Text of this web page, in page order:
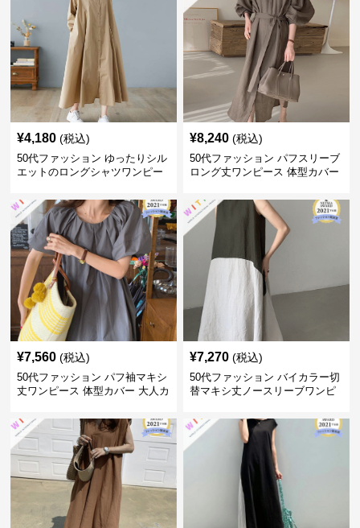
¥4,180 (税込)
50代ファッション ゆったりシル
エットのロングシャツワンピー
¥8,240 (税込)
50代ファッション パフスリーブ
ロング丈ワンピース 体型カバー
¥7,560 (税込)
50代ファッション パフ袖マキシ
丈ワンピース 体型カバー 大人カ
¥7,270 (税込)
50代ファッション バイカラー切
替マキシ丈ノースリーブワンピ